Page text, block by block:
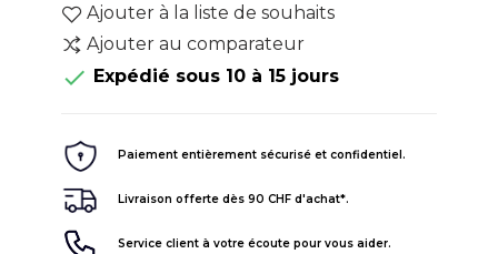
Ajouter à la liste de souhaits
Ajouter au comparateur
 Expédié sous 10 à 15 jours
Paiement entièrement sécurisé et confidentiel.
Livraison offerte dès 90 CHF d'achat*.
Service client à votre écoute pour vous aider.